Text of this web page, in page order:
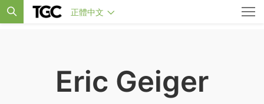
正體中文
Eric Geiger